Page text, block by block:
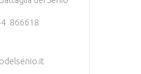
866618